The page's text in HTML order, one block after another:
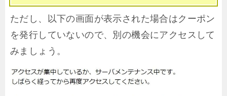
ただし、以下の画面が表示された場合はクーポン
を発行していないので、別の機会にアクセスして
みましょう。